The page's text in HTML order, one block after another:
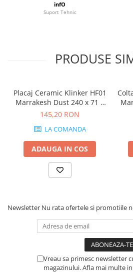
infO
Suport Tehnic
PRODUSE
Placaj Ceramic Klinker HF01
Marrakesh Dust 240 x 71 x
10mm
145,20 RON
LA COMANDA
ADAUGA IN COS
Newsletter Nu rata ofertele si promotiile
Vreau sa primesc newsletter
magazinului. Afla mai multe in